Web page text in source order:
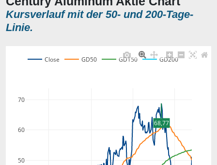
Kursverlauf mit der 50- und 200-Tage-
Linie.
50
60
70
Close GD50 GD150 GD200
68,77